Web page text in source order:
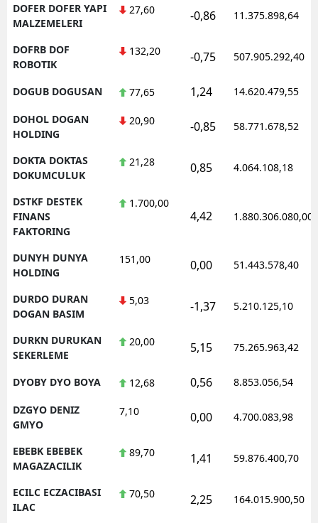
DOFER DOFER YAPI
MALZEMELERI
27,60 -0,86 11.375.898,64
DOFRB DOF
ROBOTIK
132,20 -0,75 507.905.292,40
DOGUB DOGUSAN 77,65 1,24 14.620.479,55
DOHOL DOGAN
HOLDING
20,90 -0,85 58.771.678,52
DOKTA DOKTAS
DOKUMCULUK
21,28 0,85 4.064.108,18
DSTKF DESTEK
FINANS
FAKTORING
1.700,00
4,42 1.880.306.080,00
DUNYH DUNYA
HOLDING
151,00 0,00 51.443.578,40
DURDO DURAN
DOGAN BASIM
5,03 -1,37 5.210.125,10
DURKN DURUKAN
SEKERLEME
20,00 5,15 75.265.963,42
DYOBY DYO BOYA 12,68 0,56 8.853.056,54
DZGYO DENIZ
GMYO
7,10 0,00 4.700.083,98
EBEBK EBEBEK
MAGAZACILIK
89,70 1,41 59.876.400,70
ECILC ECZACIBASI
ILAC
70,50 2,25 164.015.900,50